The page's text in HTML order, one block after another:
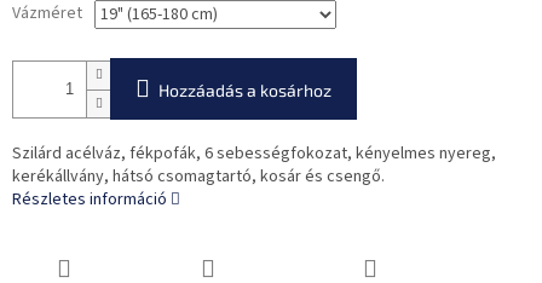
Vázméret
Hozzáadás a kosárhoz
Szilárd acélváz, fékpofák, 6 sebességfokozat, kényelmes nyereg,
kerékállvány, hátsó csomagtartó, kosár és csengő.
Részletes információ